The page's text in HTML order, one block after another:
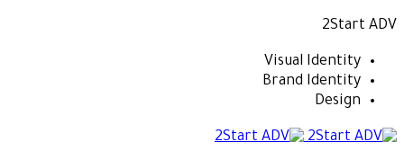
2Start ADV
Visual Identity
Brand Identity
Design